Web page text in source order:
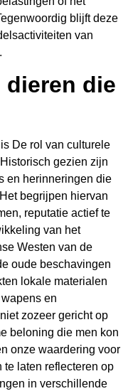
blijft deze
van
dieren die
De rol van culturele
gezien zijn
en herinneringen die
begrijpen hiervan
reputatie actief te
van het
Westen van de
oude beschavingen
lokale materialen
en
zozeer gericht op
beloning die men kon
onze waardering voor
laten reflecteren op
in verschillende